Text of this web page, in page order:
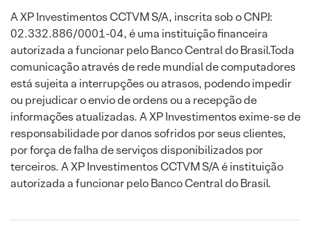
A XP Investimentos CCTVM S/A, inscrita sob o CNPJ:
02.332.886/0001-04, é uma instituição financeira
autorizada a funcionar pelo Banco Central do Brasil.Toda
comunicação através de rede mundial de computadores
está sujeita a interrupções ou atrasos, podendo impedir
ou prejudicar o envio de ordens ou a recepção de
informações atualizadas. A XP Investimentos exime-se de
responsabilidade por danos sofridos por seus clientes,
por força de falha de serviços disponibilizados por
terceiros. A XP Investimentos CCTVM S/A é instituição
autorizada a funcionar pelo Banco Central do Brasil.